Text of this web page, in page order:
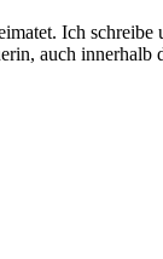
Ich schreibe
auch innerhalb